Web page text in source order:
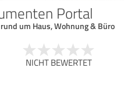
Portal
um Haus, Wohnung & Büro
NICHT BEWERTET